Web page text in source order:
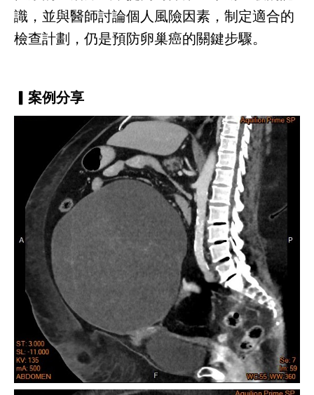
識，並與醫師討論個人風險因素，制定適合的
檢查計劃，仍是預防卵巢癌的關鍵步驟。
▎案例分享